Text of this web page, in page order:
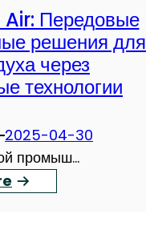
Air: Передовые
решения для
через
технологии
2025-04-30
промыш…
：